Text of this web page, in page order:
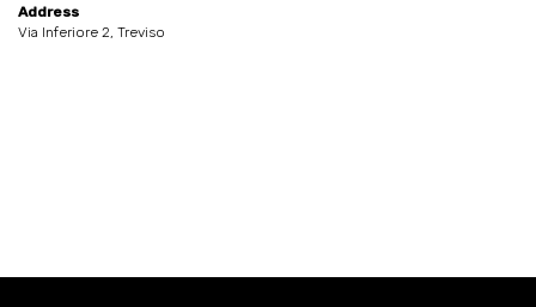
Address
Via Inferiore 2, Treviso